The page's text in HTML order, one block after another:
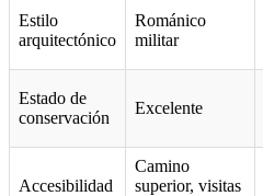
Estilo
arquitectónico
Románico
militar
Estado de
conservación
Excelente
Accesibilidad
Camino
superior, visitas